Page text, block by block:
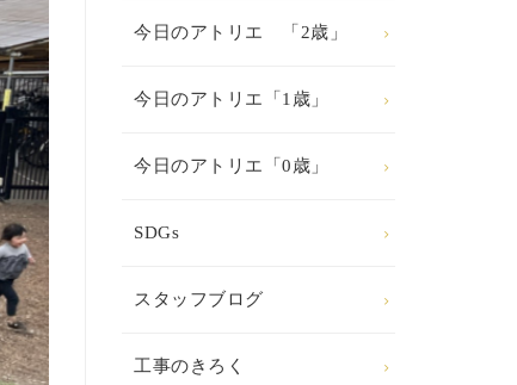
今日のアトリエ 「2歳」
今日のアトリエ「1歳」
今日のアトリエ「0歳」
SDGs
スタッフブログ
工事のきろく